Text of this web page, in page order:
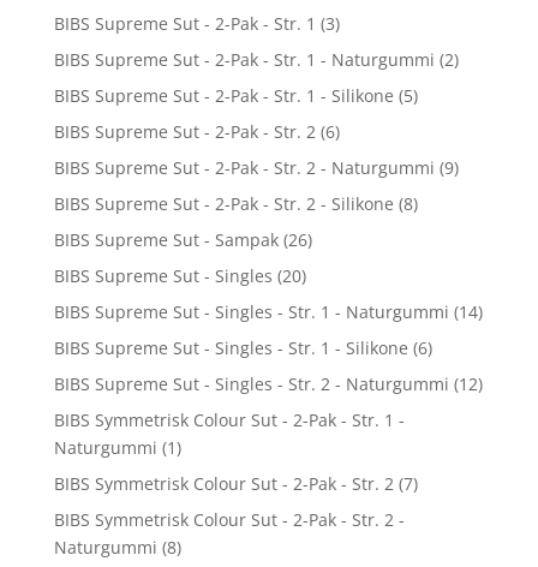
BIBS Supreme Sut - 2-Pak - Str. 1 (3)
BIBS Supreme Sut - 2-Pak - Str. 1 - Naturgummi (2)
BIBS Supreme Sut - 2-Pak - Str. 1 - Silikone (5)
BIBS Supreme Sut - 2-Pak - Str. 2 (6)
BIBS Supreme Sut - 2-Pak - Str. 2 - Naturgummi (9)
BIBS Supreme Sut - 2-Pak - Str. 2 - Silikone (8)
BIBS Supreme Sut - Sampak (26)
BIBS Supreme Sut - Singles (20)
BIBS Supreme Sut - Singles - Str. 1 - Naturgummi (14)
BIBS Supreme Sut - Singles - Str. 1 - Silikone (6)
BIBS Supreme Sut - Singles - Str. 2 - Naturgummi (12)
BIBS Symmetrisk Colour Sut - 2-Pak - Str. 1 -
Naturgummi (1)
BIBS Symmetrisk Colour Sut - 2-Pak - Str. 2 (7)
BIBS Symmetrisk Colour Sut - 2-Pak - Str. 2 -
Naturgummi (8)